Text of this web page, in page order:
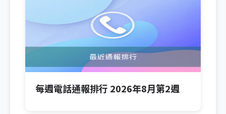
每週電話通報排行 2026年8月第2週